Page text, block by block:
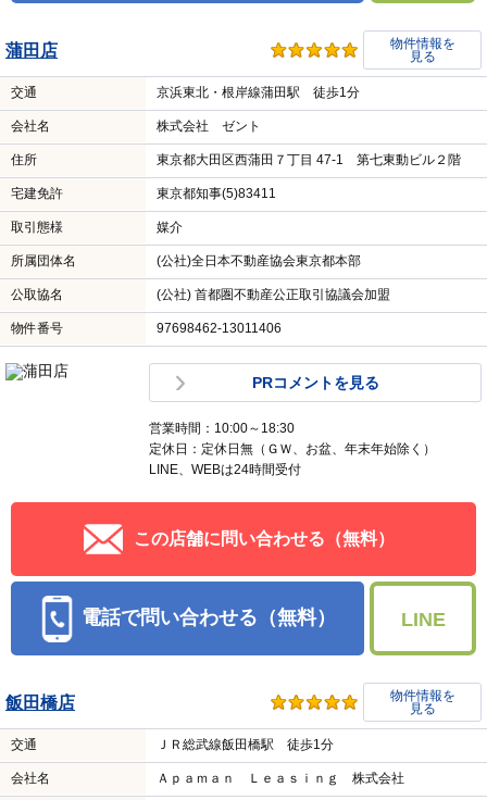
蒲田店
物件情報を
見る
交通 京浜東北・根岸線蒲田駅 徒歩1分
会社名 株式会社 ゼント
住所 東京都大田区西蒲田７丁目 47-1 第七東動ビル２階
宅建免許 東京都知事(5)83411
取引態様 媒介
所属団体名 (公社)全日本不動産協会東京都本部
公取協名 (公社) 首都圏不動産公正取引協議会加盟
物件番号 97698462-13011406
PRコメントを見る
営業時間：10:00～18:30
定休日：定休日無（ＧＷ、お盆、年末年始除く）
LINE、WEBは24時間受付
この店舗に問い合わせる（無料）
電話で問い合わせる（無料） LINE
飯田橋店
物件情報を
見る
交通 ＪＲ総武線飯田橋駅 徒歩1分
会社名 Ａｐａｍａｎ Ｌｅａｓｉｎｇ 株式会社